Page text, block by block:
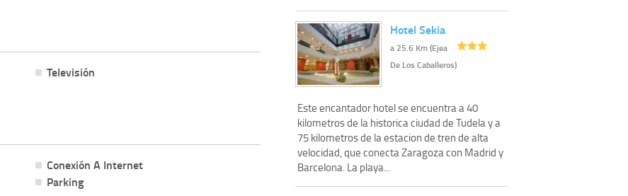
Televisión
Conexión A Internet
Parking
Hotel Sekia
a 25.6 Km (Ejea
De Los Caballeros)
Este encantador hotel se encuentra a 40
kilometros de la historica ciudad de Tudela y a
75 kilometros de la estacion de tren de alta
velocidad, que conecta Zaragoza con Madrid y
Barcelona. La playa...